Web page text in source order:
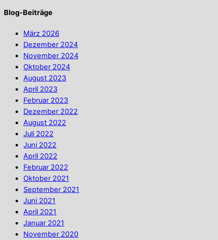
Blog-Beiträge
März 2026
Dezember 2024
November 2024
Oktober 2024
August 2023
April 2023
Februar 2023
Dezember 2022
August 2022
Juli 2022
Juni 2022
April 2022
Februar 2022
Oktober 2021
September 2021
Juni 2021
April 2021
Januar 2021
November 2020